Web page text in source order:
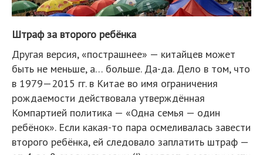
Штраф за второго ребёнка
Другая версия, «пострашнее» — китайцев может
быть не меньше, а… больше. Да-да. Дело в том, что
в 1979—2015 гг. в Китае во имя ограничения
рождаемости действовала утверждённая
Компартией политика — «Одна семья — один
ребёнок». Если какая-то пара осмеливалась завести
второго ребёнка, ей следовало заплатить штраф —